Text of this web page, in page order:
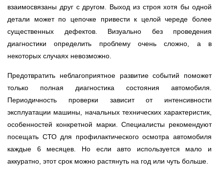
Тольятти
Тула
Тюмень
Ульяновск
Чебоксары
Челябинск
Череповец
взаимосвязаны друг с другом. Выход из строя хотя бы одной
детали может по цепочке привести к целой череде более
существенных дефектов. Визуально без проведения
диагностики определить проблему очень сложно, а в
некоторых случаях невозможно.
Предотвратить неблагоприятное развитие событий поможет
только полная диагностика состояния автомобиля.
Периодичность проверки зависит от интенсивности
эксплуатации машины, начальных технических характеристик,
особенностей конкретной марки. Специалисты рекомендуют
посещать СТО для профилактического осмотра автомобиля
каждые 6 месяцев. Но если авто используется мало и
аккуратно, этот срок можно растянуть на год или чуть больше.